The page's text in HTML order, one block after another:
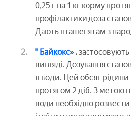
0,25 г на 1 кг корму
профілактики доза
Дають пташенятам з
" Байкокс» .
вигляді. Дозування
л води. Цей обсяг рідини
протягом 2 діб. З метою
води необхідно